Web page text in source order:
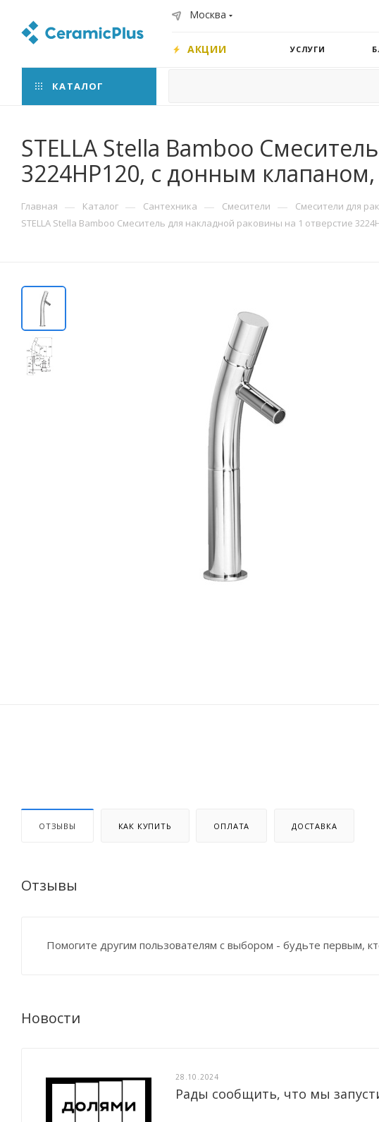
Москва
АКЦИИ УСЛУГИ
КАТАЛОГ
STELLA Stella Bamboo
3224HP120, с донным
Главная — Каталог — Сантехника — Смесители — Смесители для
STELLA Stella Bamboo Смеситель для накладной раковины на 1 отверстие
ОТЗЫВЫ КАК КУПИТЬ ОПЛАТА ДОСТАВКА
Отзывы
Помогите другим пользователям с выбором - будьте первым,
Новости
28.10.2024
Рады сообщить, что мы